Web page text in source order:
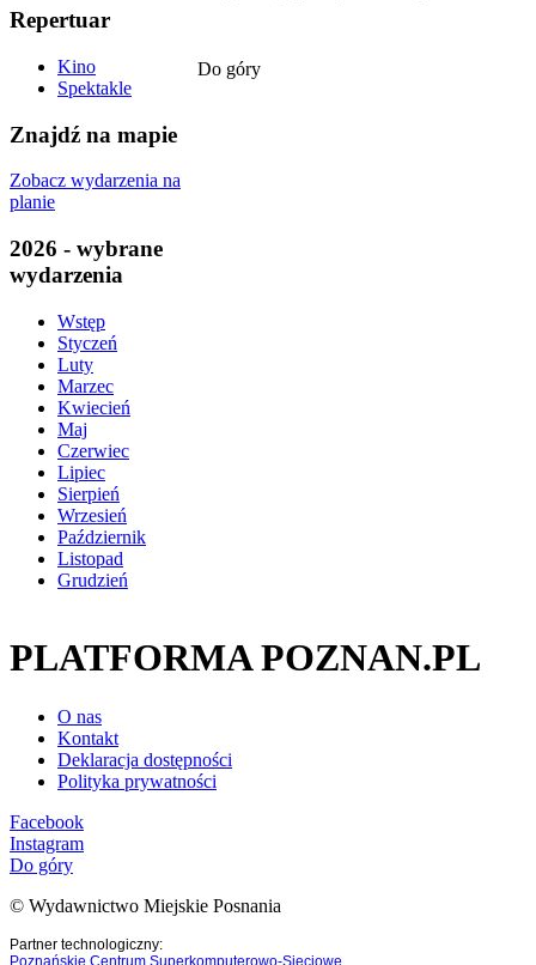
Repertuar
Kino
Spektakle
Znajdź na mapie
Zobacz wydarzenia na
planie
2026 - wybrane
wydarzenia
Wstęp
Styczeń
Luty
Marzec
Kwiecień
Maj
Czerwiec
Lipiec
Sierpień
Wrzesień
Październik
Listopad
Grudzień
Do góry
PLATFORMA POZNAN.PL
O nas
Kontakt
Deklaracja dostępności
Polityka prywatności
Facebook
Instagram
Do góry
© Wydawnictwo Miejskie Posnania
Partner technologiczny:
Poznańskie Centrum Superkomputerowo-Sieciowe